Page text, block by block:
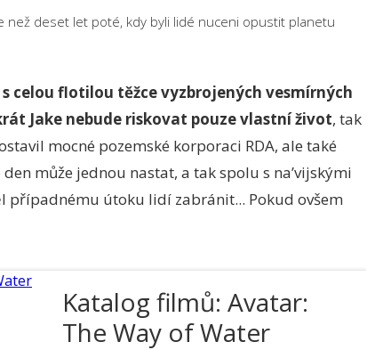
než deset let poté, kdy byli lidé nuceni opustit planetu
celou flotilou těžce vyzbrojených vesmírných
Jake nebude riskovat pouze vlastní život, tak
mocné pozemské korporaci RDA, ale také
může jednou nastat, a tak spolu s na’vijskými
případnému útoku lidí zabránit... Pokud ovšem
Katalog filmů: Avatar:
The Way of Water